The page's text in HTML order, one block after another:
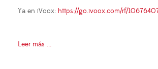
Ya en iVoox: https://go.ivoox.com/rf/
Leer más ...